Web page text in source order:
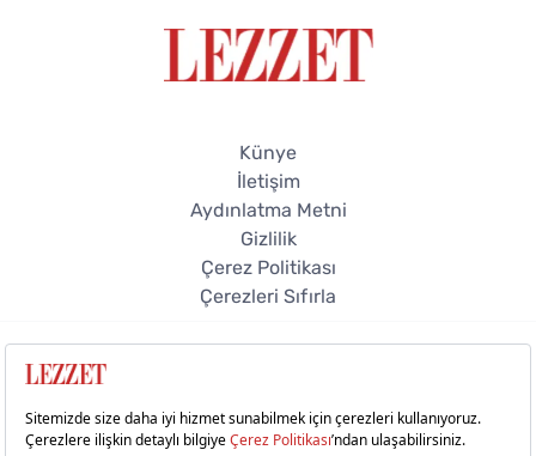
Künye
İletişim
Aydınlatma Metni
Gizlilik
Çerez Politikası
Çerezleri Sıfırla